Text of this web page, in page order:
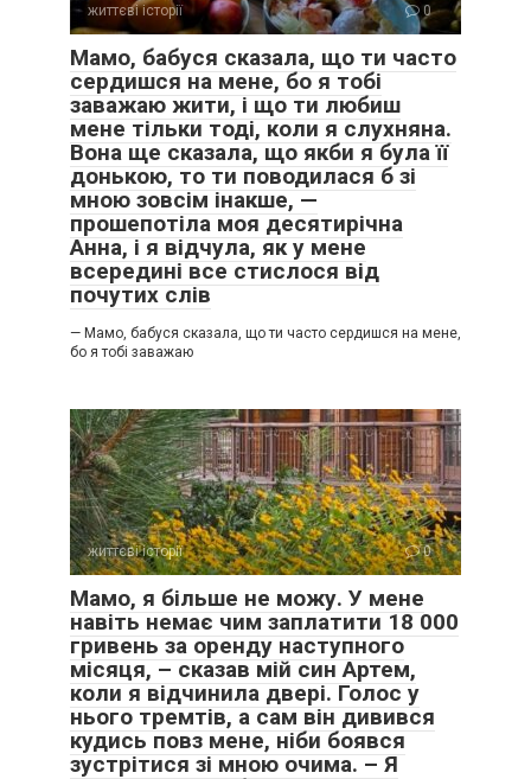
життєві історії 0
Мамо, бабуся сказала, що ти часто
сердишся на мене, бо я тобі
заважаю жити, і що ти любиш
мене тільки тоді, коли я слухняна.
Вона ще сказала, що якби я була її
донькою, то ти поводилася б зі
мною зовсім інакше, —
прошепотіла моя десятирічна
Анна, і я відчула, як у мене
всередині все стислося від
почутих слів
— Мамо, бабуся сказала, що ти часто сердишся на мене,
бо я тобі заважаю
життєві історії 0
Мамо, я більше не можу. У мене
навіть немає чим заплатити 18 000
гривень за оренду наступного
місяця, – сказав мій син Артем,
коли я відчинила двері. Голос у
нього тремтів, а сам він дивився
кудись повз мене, ніби боявся
зустрітися зі мною очима. – Я